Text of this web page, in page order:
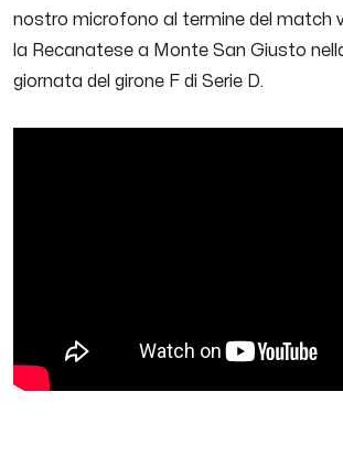
nostro microfono al termine del match
la Recanatese a Monte San Giusto
giornata del girone F di Serie D.